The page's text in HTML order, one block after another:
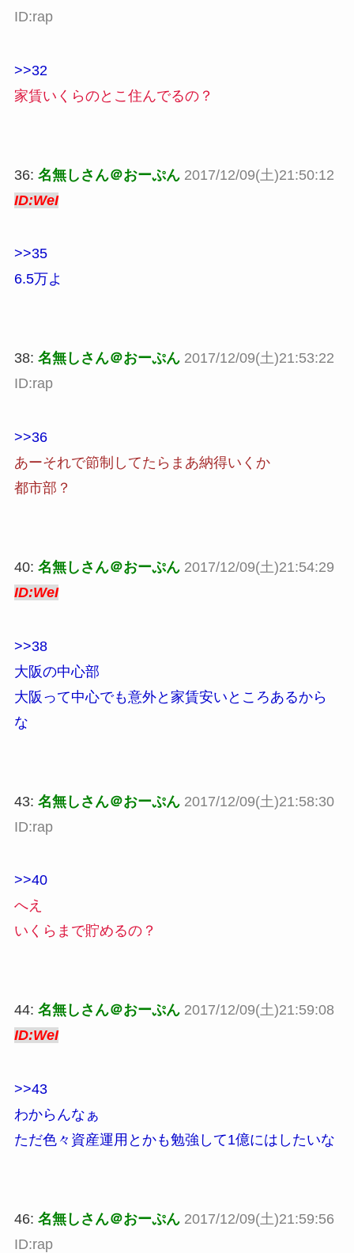
ID:rap
>>32
家賃いくらのとこ住んでるの？
36: 名無しさん＠おーぷん 2017/12/09(土)21:50:12
ID:WeI
>>35
6.5万よ
38: 名無しさん＠おーぷん 2017/12/09(土)21:53:22
ID:rap
>>36
あーそれで節制してたらまあ納得いくか
都市部？
40: 名無しさん＠おーぷん 2017/12/09(土)21:54:29
ID:WeI
>>38
大阪の中心部
大阪って中心でも意外と家賃安いところあるから
な
43: 名無しさん＠おーぷん 2017/12/09(土)21:58:30
ID:rap
>>40
へえ
いくらまで貯めるの？
44: 名無しさん＠おーぷん 2017/12/09(土)21:59:08
ID:WeI
>>43
わからんなぁ
ただ色々資産運用とかも勉強して1億にはしたいな
46: 名無しさん＠おーぷん 2017/12/09(土)21:59:56
ID:rap